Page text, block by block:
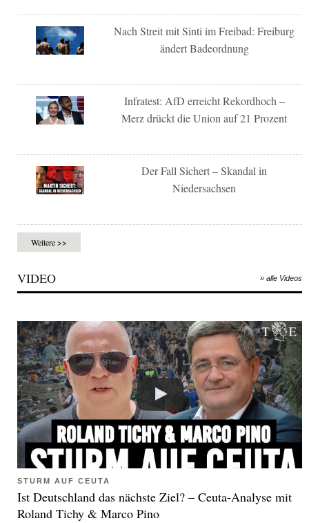
Nach Streit mit Sinti im Freibad: Freiburg
ändert Badeordnung
Infratest: AfD erreicht Rekordhoch –
Merz drückt die Union auf 21 Prozent
Der Fall Sichert – Skandal in
Niedersachsen
Weitere >>
VIDEO » alle Videos
STURM AUF CEUTA
Ist Deutschland das nächste Ziel? – Ceuta-Analyse mit
Roland Tichy & Marco Pino